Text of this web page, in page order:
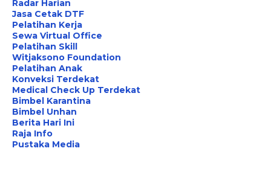
Radar Harian
Jasa Cetak DTF
Pelatihan Kerja
Sewa Virtual Office
Pelatihan Skill
Witjaksono Foundation
Pelatihan Anak
Konveksi Terdekat
Medical Check Up Terdekat
Bimbel Karantina
Bimbel Unhan
Berita Hari Ini
Raja Info
Pustaka Media